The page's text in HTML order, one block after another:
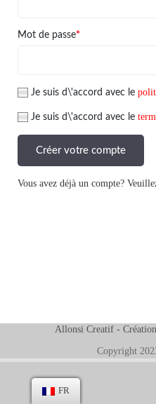
Mot de passe*
Je suis d\'accord avec le
Je suis d\'accord avec le
Créer votre compte
Vous avez déjà un compte?
Copyright
Allonsi Creatif -
FR